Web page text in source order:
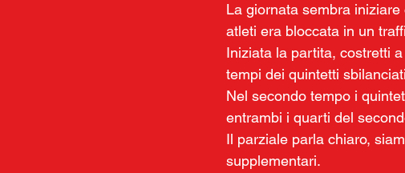
La giornata sembra
atleti era bloccata in un
Iniziata la partita, costretti
tempi dei quintetti
Nel secondo tempo i
entrambi i quarti del
Il parziale parla chiaro,
supplementari.